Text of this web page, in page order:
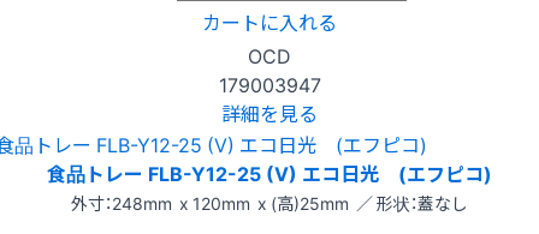
カートに入れる
OCD
179003947
詳細を見る
食品トレー FLB-Y12-25 (V) エコ日光 (エフピコ)
外寸：248mm x 120mm x (高)25mm ／ 形状：蓋なし